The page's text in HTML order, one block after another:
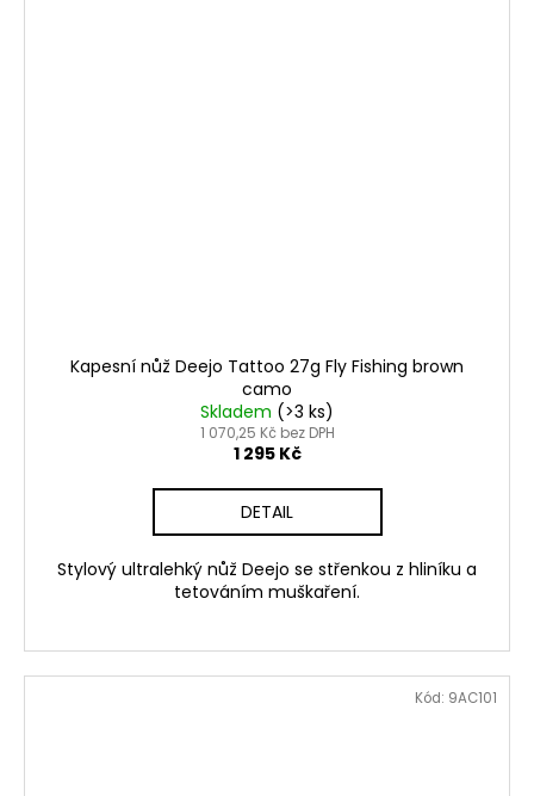
Kapesní nůž Deejo Tattoo 27g Fly Fishing brown
camo
Skladem (>3 ks)
1 070,25 Kč bez DPH
1 295 Kč
DETAIL
Stylový ultralehký nůž Deejo se střenkou z hliníku a
tetováním muškaření.
Kód: 9AC101